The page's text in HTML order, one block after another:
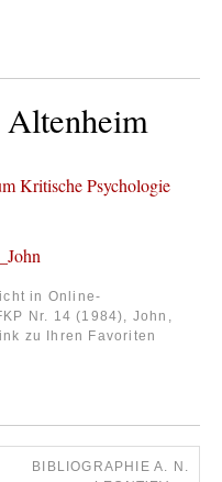
Kritische Psychologie
in Online-
Nr. 14 (1984), John,
zu Ihren Favoriten
BIBLIOGRAPHIE A. N.